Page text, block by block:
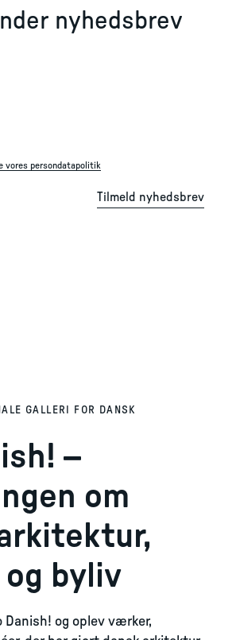
nyhedsbrev
vores persondatapolitik
Tilmeld nyhedsbrev
GALLERI FOR DANSK
–
om
byliv
Danish! og oplev værker,